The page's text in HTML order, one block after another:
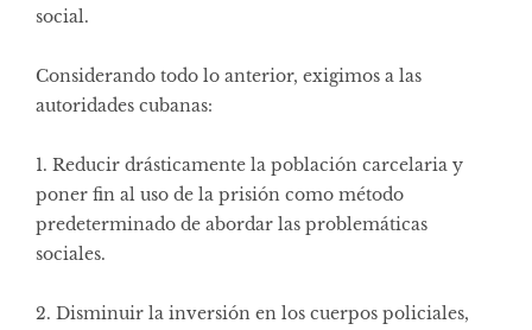
social.
Considerando todo lo anterior, exigimos a las
autoridades cubanas:
1. Reducir drásticamente la población carcelaria y
poner fin al uso de la prisión como método
predeterminado de abordar las problemáticas
sociales.
2. Disminuir la inversión en los cuerpos policiales,